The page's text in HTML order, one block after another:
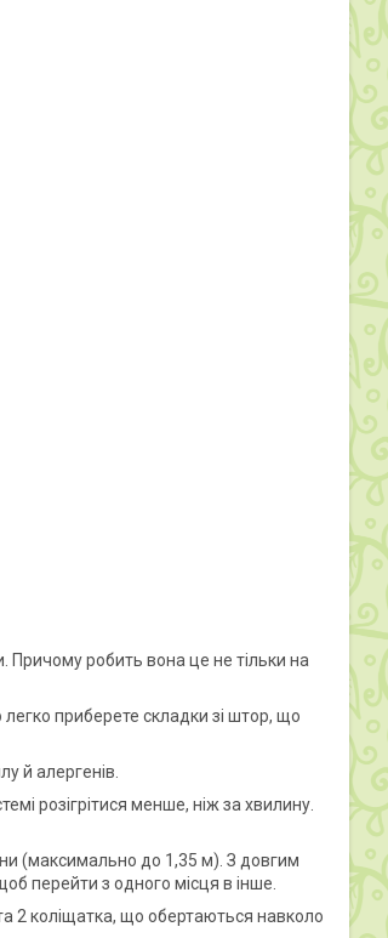
Причому робить вона це не тільки на
приберете складки зі штор, що
й алергенів.
розігрітися менше, ніж за хвилину.
(максимально до 1,35 м). З довгим
перейти з одного місця в інше.
2 коліщатка, що обертаються навколо